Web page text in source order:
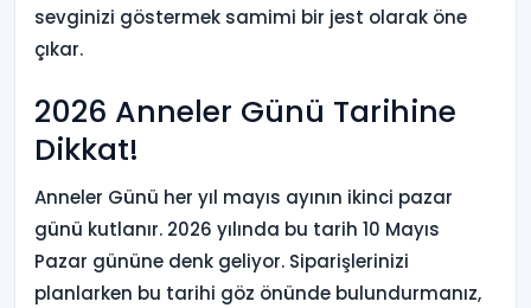
sevginizi göstermek samimi bir jest olarak öne
çıkar.
2026 Anneler Günü Tarihine
Dikkat!
Anneler Günü her yıl mayıs ayının ikinci pazar
günü kutlanır. 2026 yılında bu tarih 10 Mayıs
Pazar gününe denk geliyor. Siparişlerinizi
planlarken bu tarihi göz önünde bulundurmanız,